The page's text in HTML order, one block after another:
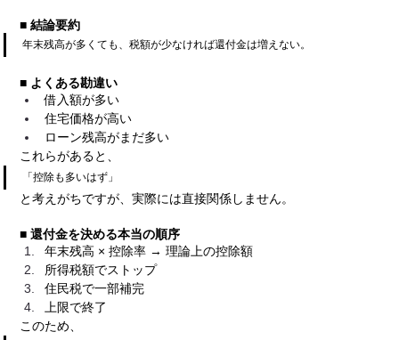
■ 結論要約
年末残高が多くても、税額が少なければ還付金は増えない。
■ よくある勘違い
借入額が多い
住宅価格が高い
ローン残高がまだ多い
これらがあると、
「控除も多いはず」
と考えがちですが、実際には直接関係しません。
■ 還付金を決める本当の順序
年末残高 × 控除率 → 理論上の控除額
所得税額でストップ
住民税で一部補完
上限で終了
このため、